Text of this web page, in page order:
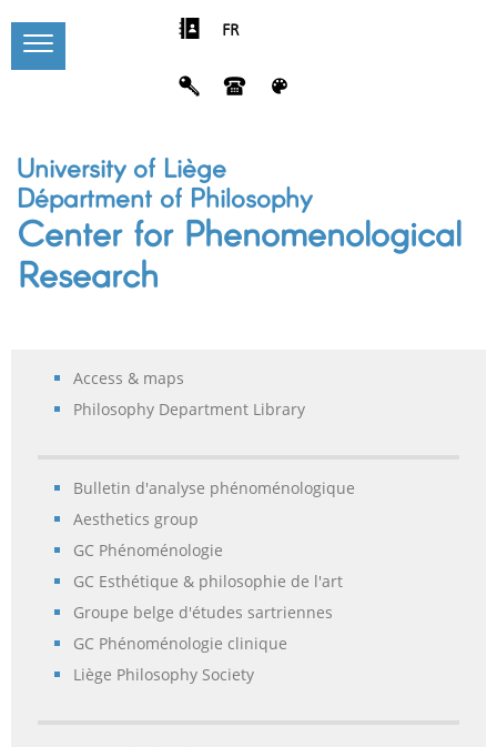
FR
University of Liège
Départment of Philosophy
Center for Phenomenological
Research
Access & maps
Philosophy Department Library
Bulletin d'analyse phénoménologique
Aesthetics group
GC Phénoménologie
GC Esthétique & philosophie de l'art
Groupe belge d'études sartriennes
GC Phénoménologie clinique
Liège Philosophy Society